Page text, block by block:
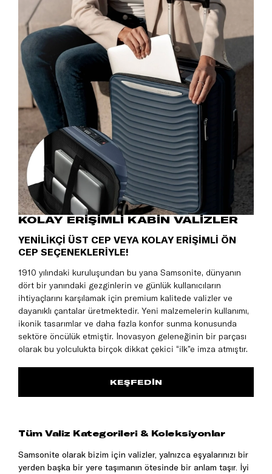
KOLAY ERİŞİMLİ KABİN VALİZLER
YENİLİKÇİ ÜST CEP VEYA KOLAY ERİŞİMLİ ÖN
CEP SEÇENEKLERİYLE!
1910 yılındaki kuruluşundan bu yana Samsonite, dünyanın
dört bir yanındaki gezginlerin ve günlük kullanıcıların
ihtiyaçlarını karşılamak için premium kalitede valizler ve
dayanıklı çantalar üretmektedir. Yeni malzemelerin kullanımı,
ikonik tasarımlar ve daha fazla konfor sunma konusunda
sektöre öncülük etmiştir. İnovasyon geleneğinin bir parçası
olarak bu yolculukta birçok dikkat çekici “ilk”e imza atmıştır.
KEŞFEDİN
Tüm Valiz Kategorileri & Koleksiyonlar
Samsonite olarak bizim için valizler, yalnızca eşyalarınızı bir
yerden başka bir yere taşımanın ötesinde bir anlam taşır. İyi